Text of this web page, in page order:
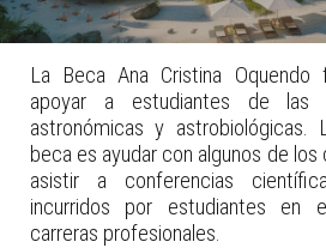
La Beca Ana Cristina Oquendo
apoyar a estudiantes de las
astronómicas y astrobiológicas.
beca es ayudar con algunos de
asistir a conferencias
incurridos por estudiantes en
carreras profesionales.